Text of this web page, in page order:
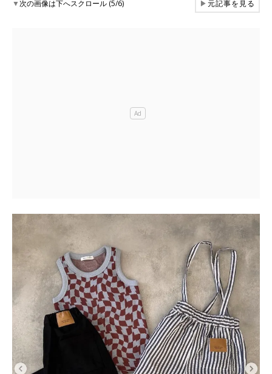
▼次の画像は下へスクロール (5/6) ▶元記事を見る